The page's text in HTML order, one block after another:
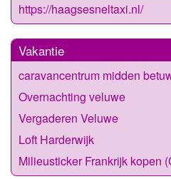
https://haagsesneltaxi.nl/
Vakantie
caravancentrum midden
Overnachting veluwe
Vergaderen Veluwe
Loft Harderwijk
Milieusticker Frankrijk kopen